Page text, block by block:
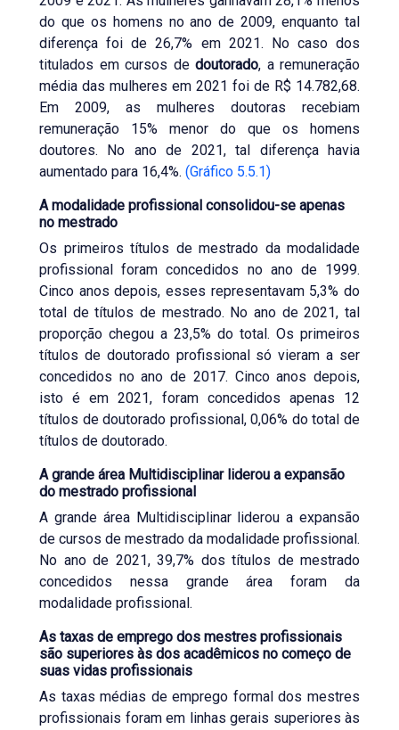
do que os homens no ano de 2009, enquanto tal
diferença foi de 26,7% em 2021. No caso dos
titulados em cursos de doutorado, a remuneração
média das mulheres em 2021 foi de R$ 14.782,68.
Em 2009, as mulheres doutoras recebiam
remuneração 15% menor do que os homens
doutores. No ano de 2021, tal diferença havia
aumentado para 16,4%. (Gráfico 5.5.1)
A modalidade profissional consolidou-se apenas
no mestrado
Os primeiros títulos de mestrado da modalidade
profissional foram concedidos no ano de 1999.
Cinco anos depois, esses representavam 5,3% do
total de títulos de mestrado. No ano de 2021, tal
proporção chegou a 23,5% do total. Os primeiros
títulos de doutorado profissional só vieram a ser
concedidos no ano de 2017. Cinco anos depois,
isto é em 2021, foram concedidos apenas 12
títulos de doutorado profissional, 0,06% do total de
títulos de doutorado.
A grande área Multidisciplinar liderou a expansão
do mestrado profissional
A grande área Multidisciplinar liderou a expansão
de cursos de mestrado da modalidade profissional.
No ano de 2021, 39,7% dos títulos de mestrado
concedidos nessa grande área foram da
modalidade profissional.
As taxas de emprego dos mestres profissionais
são superiores às dos acadêmicos no começo de
suas vidas profissionais
As taxas médias de emprego formal dos mestres
profissionais foram em linhas gerais superiores às